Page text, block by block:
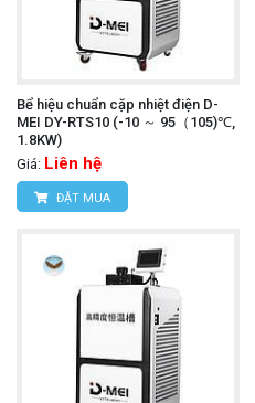
Bể hiệu chuẩn cặp nhiệt điện D-
MEI DY-RTS10 (-10 ～ 95（105)℃,
1.8KW)
Giá: Liên hệ
ĐẶT MUA